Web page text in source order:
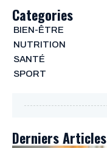
Categories
BIEN-ÊTRE
NUTRITION
SANTÉ
SPORT
Derniers Articles